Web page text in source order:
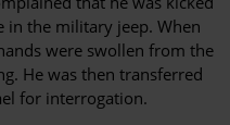
in the military jeep. When
were swollen from the
He was then transferred
for interrogation.